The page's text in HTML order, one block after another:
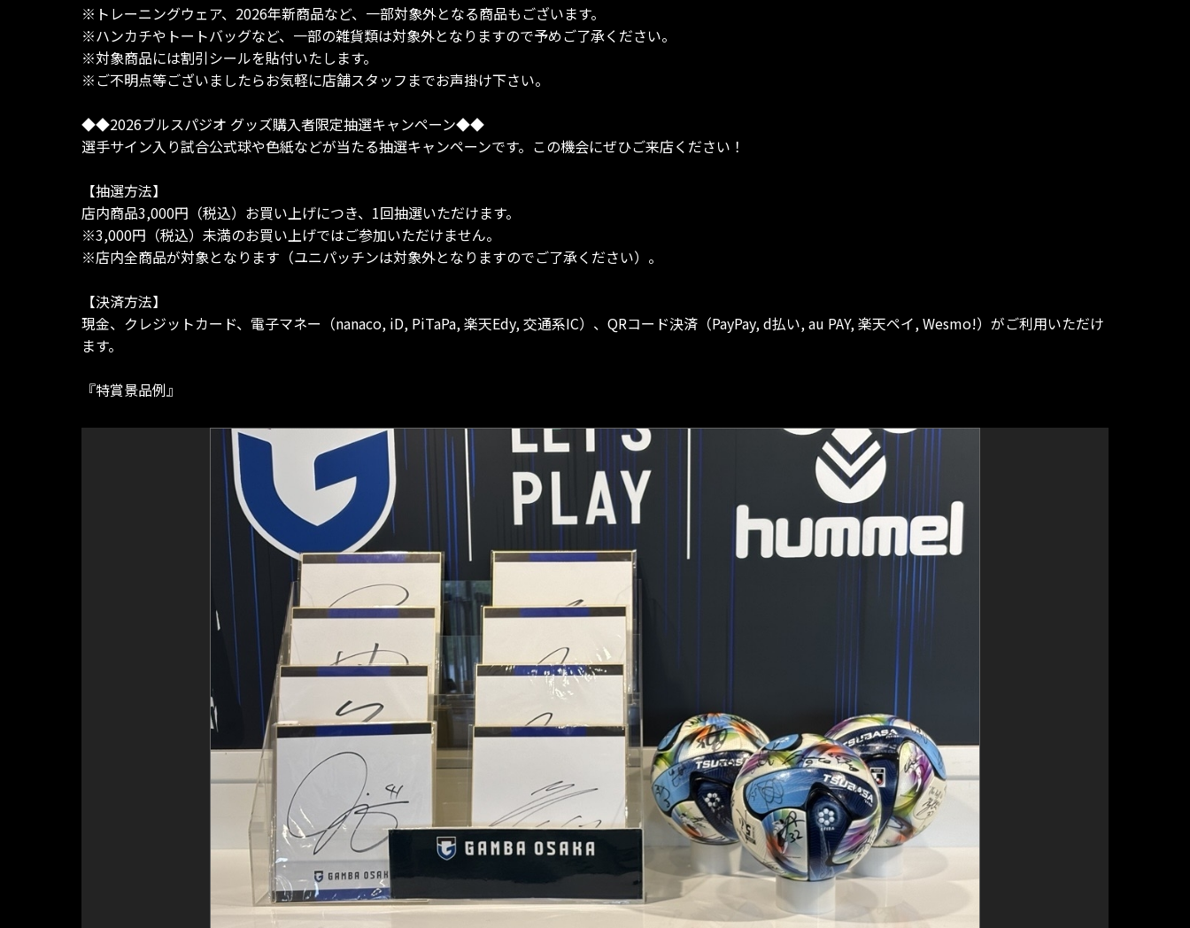
※トレーニングウェア、2026年新商品など、一部対象外となる商品もございます。
※ハンカチやトートバッグなど、一部の雑貨類は対象外となりますので予めご了承ください。
※対象商品には割引シールを貼付いたします。
※ご不明点等ございましたらお気軽に店舗スタッフまでお声掛け下さい。
◆◆2026ブルスパジオ グッズ購入者限定抽選キャンペーン◆◆
選手サイン入り試合公式球や色紙などが当たる抽選キャンペーンです。この機会にぜひご来店ください！
【抽選方法】
店内商品3,000円（税込）お買い上げにつき、1回抽選いただけます。
※3,000円（税込）未満のお買い上げではご参加いただけません。
※店内全商品が対象となります（ユニパッチンは対象外となりますのでご了承ください）。
【決済方法】
現金、クレジットカード、電子マネー（nanaco, iD, PiTaPa, 楽天Edy, 交通系IC）、QRコード決済（PayPay, d払い, au PAY, 楽天ペイ, Wesmo!）がご利用いただけ
ます。
『特賞景品例』